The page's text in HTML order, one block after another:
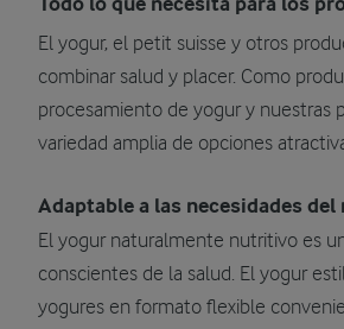
Todo lo que necesita para los
El yogur, el petit suisse y otros
combinar salud y placer. Como
procesamiento de yogur y nuestras
variedad amplia de opciones
Adaptable a las necesidades del
El yogur naturalmente nutritivo es
conscientes de la salud. El yogur
yogures en formato flexible